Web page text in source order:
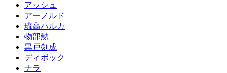
アッシュ
アーノルド
琉高ハルカ
物部勲
黒戸剣成
ディボック
ナラ